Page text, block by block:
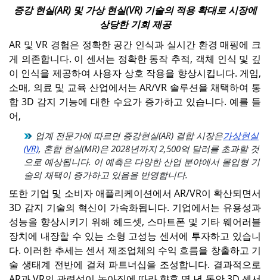
증강 현실(AR) 및 가상 현실(VR) 기술의 적용 확대로 시장에
상당한 기회 제공
AR 및 VR 경험은 정확한 공간 인식과 실시간 환경 매핑에 크
게 의존합니다. 이 센서는 정확한 동작 추적, 객체 인식 및 깊
이 인식을 제공하여 사용자 상호 작용을 향상시킵니다. 게임,
소매, 의료 및 교육 산업에서는 AR/VR 솔루션을 채택하여 통
합 3D 감지 기능에 대한 수요가 증가하고 있습니다. 예를 들
어,
업계 전문가에 따르면 증강현실(AR) 결합 시장은가상현실
(VR), 혼합 현실(MR)은 2028년까지 2,500억 달러를 초과할 것
으로 예상됩니다. 이 예측은 다양한 산업 분야에서 몰입형 기
술의 채택이 증가하고 있음을 반영합니다.
또한 기업 및 소비자 애플리케이션에서 AR/VR이 확산되면서
3D 감지 기술의 혁신이 가속화됩니다. 기업에서는 유용성과
성능을 향상시키기 위해 헤드셋, 스마트폰 및 기타 웨어러블
장치에 내장할 수 있는 소형 고성능 센서에 투자하고 있습니
다. 이러한 추세는 센서 제조업체의 수익 흐름을 창출하고 기
술 생태계 전반에 걸쳐 파트너십을 조성합니다. 결과적으로